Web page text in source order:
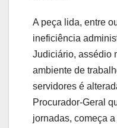
A peça lida, entre
ineficiência
Judiciário, assédio
ambiente de
servidores é
Procurador-Geral
jornadas, começa